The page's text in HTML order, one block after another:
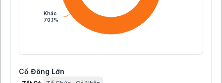
Khác
70.1%
Cổ Đông Lớn